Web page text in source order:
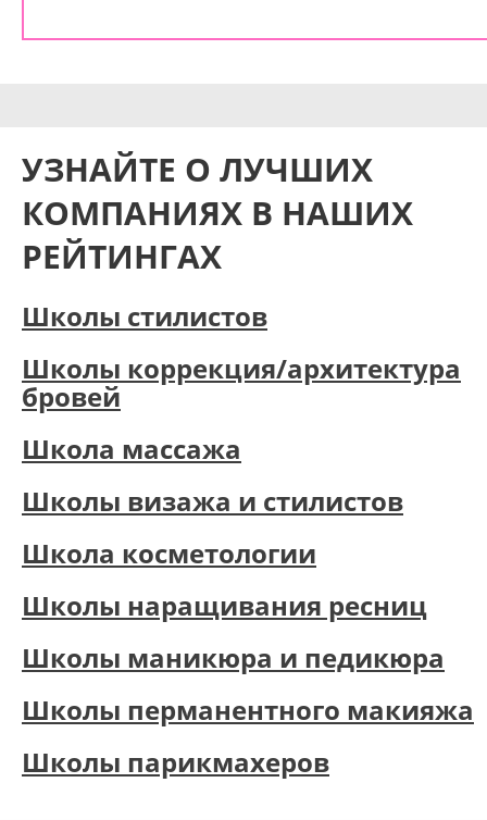
УЗНАЙТЕ О ЛУЧШИХ
КОМПАНИЯХ В НАШИХ
РЕЙТИНГАХ
Школы стилистов
Школы коррекция/архитектура
бровей
Школа массажа
Школы визажа и стилистов
Школа косметологии
Школы наращивания ресниц
Школы маникюра и педикюра
Школы перманентного макияжа
Школы парикмахеров